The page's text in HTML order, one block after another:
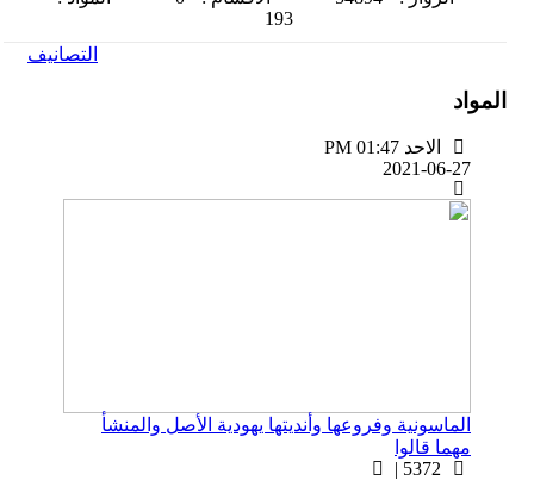
193
التصانيف
المواد
الاحد PM 01:47
2021-06-27
الماسونية وفروعها وأنديتها يهودية الأصل والمنشأ
مهما قالوا